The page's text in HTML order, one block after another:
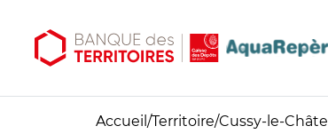
Accueil /Territoire/Cussy-le-Châtel